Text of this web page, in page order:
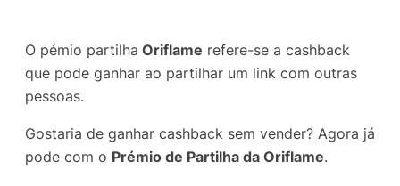
O pémio partilha Oriflame refere-se a cashback
que pode ganhar ao partilhar um link com outras
pessoas.
Gostaria de ganhar cashback sem vender? Agora já
pode com o Prémio de Partilha da Oriflame.